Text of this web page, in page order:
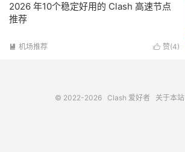
2026 年10个稳定好用的 Clash 高速节点
推荐
 赞(4)
 机场推荐
© 2022-2026 Clash 爱好者 关于本站